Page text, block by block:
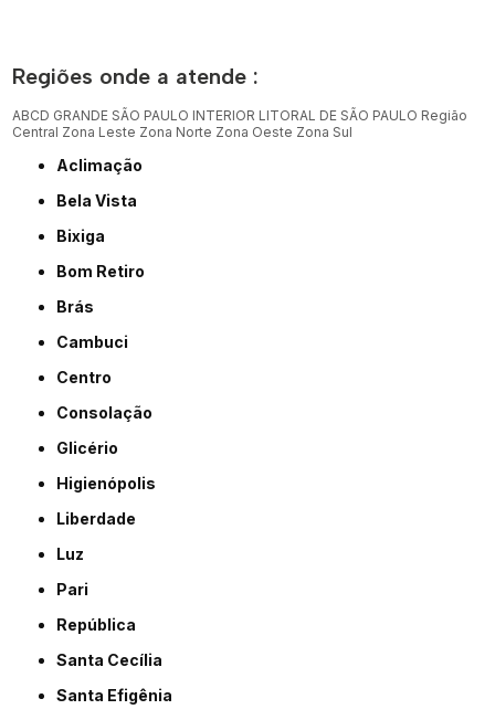
Regiões onde a atende :
ABCD GRANDE SÃO PAULO INTERIOR LITORAL DE SÃO PAULO Região
Central Zona Leste Zona Norte Zona Oeste Zona Sul
Aclimação
Bela Vista
Bixiga
Bom Retiro
Brás
Cambuci
Centro
Consolação
Glicério
Higienópolis
Liberdade
Luz
Pari
República
Santa Cecília
Santa Efigênia